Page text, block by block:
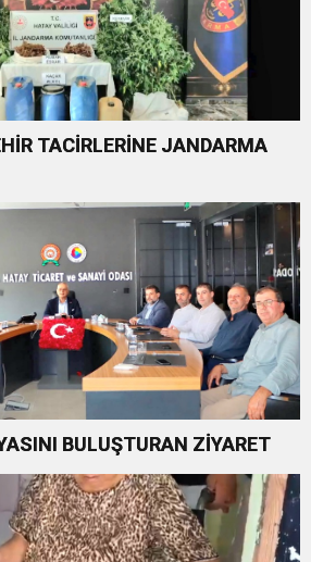
TACİRLERİNE JANDARMA
BULUŞTURAN ZİYARET